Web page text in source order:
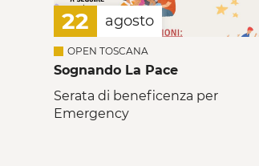
22 agosto
OPEN TOSCANA
Sognando La Pace
Serata di beneficenza per
Emergency